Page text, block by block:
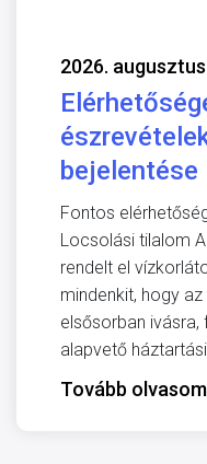
2026.
bejelentése
Fontos
Locsolási tilalom
rendelt el
mindenkit, hogy
elsősorban
alapvető
Tovább olvasom